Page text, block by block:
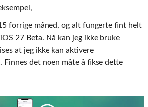
forrige måned, og alt fungerte fint helt
27 Beta. Nå kan jeg ikke bruke
at jeg ikke kan aktivere
Finnes det noen måte å fikse dette